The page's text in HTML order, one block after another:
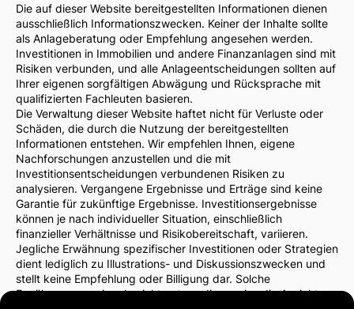
Die auf dieser Website bereitgestellten Informationen dienen
ausschließlich Informationszwecken. Keiner der Inhalte sollte
als Anlageberatung oder Empfehlung angesehen werden.
Investitionen in Immobilien und andere Finanzanlagen sind mit
Risiken verbunden, und alle Anlageentscheidungen sollten auf
Ihrer eigenen sorgfältigen Abwägung und Rücksprache mit
qualifizierten Fachleuten basieren.
Die Verwaltung dieser Website haftet nicht für Verluste oder
Schäden, die durch die Nutzung der bereitgestellten
Informationen entstehen. Wir empfehlen Ihnen, eigene
Nachforschungen anzustellen und die mit
Investitionsentscheidungen verbundenen Risiken zu
analysieren. Vergangene Ergebnisse und Erträge sind keine
Garantie für zukünftige Ergebnisse. Investitionsergebnisse
können je nach individueller Situation, einschließlich
finanzieller Verhältnisse und Risikobereitschaft, variieren.
Jegliche Erwähnung spezifischer Investitionen oder Strategien
dient lediglich zu Illustrations- und Diskussionszwecken und
stellt keine Empfehlung oder Billigung dar. Solche
Erwähnungen spiegeln nicht notwendigerweise die Ansichten